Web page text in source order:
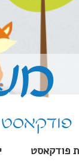
פודקאסט
פודקאסט